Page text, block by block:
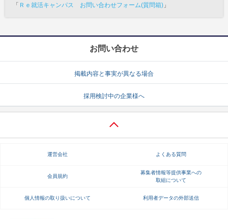
「 Ｒｅ就活キャンパス お問い合わせフォーム(質問箱) 」
お問い合わせ
掲載内容と事実が異なる場合
採用検討中の企業様へ
運営会社 よくある質問
会員規約
募集者情報等提供事業への
取組について
個人情報の取り扱いについて 利用者データの外部送信